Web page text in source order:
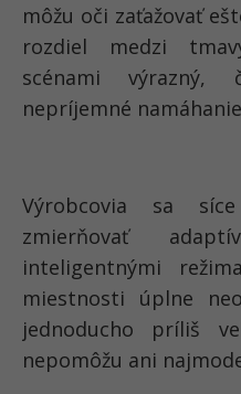
môžu oči zaťažovať
rozdiel medzi
scénami výrazný,
nepríjemné
Výrobcovia sa
zmierňovať
inteligentnými
miestnosti úplne
jednoducho príliš
nepomôžu ani